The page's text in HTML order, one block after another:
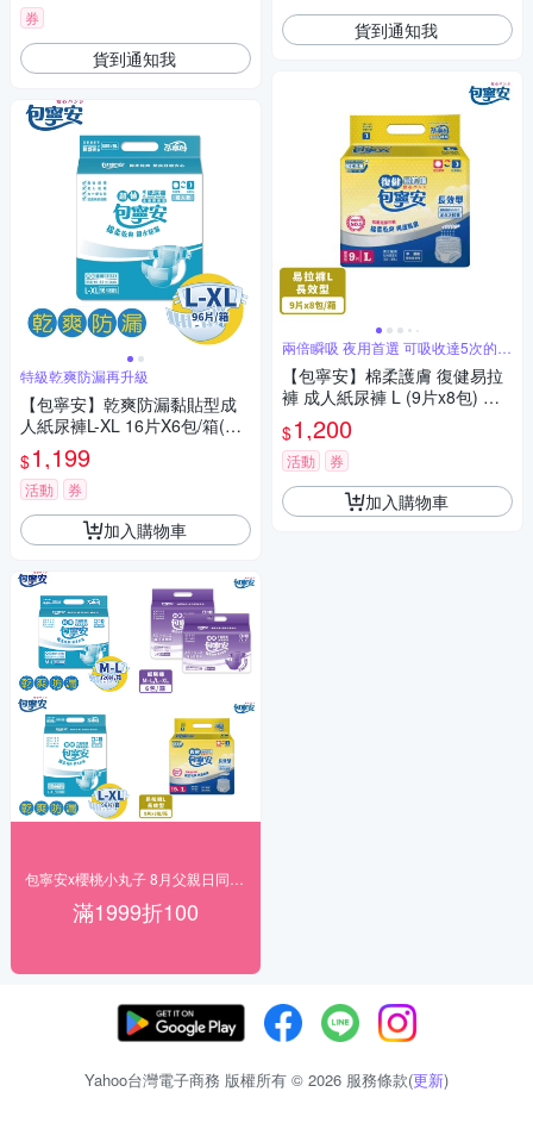
券
貨到通知我
特級乾爽防漏再升級
【包寧安】乾爽防漏黏貼型成
人紙尿褲L-XL 16片X6包/箱(共9
6片)
$1,199
活動 券
加入購物車
滿1999折100
貨到通知我
兩倍瞬吸 夜用首選 可吸收達5次的尿
量
【包寧安】棉柔護膚 復健易拉
褲 成人紙尿褲 L (9片x8包) 箱
購
$1,200
活動 券
加入購物車
Yahoo台灣電子商務 版權所有 © 2026 服務條款(更新)